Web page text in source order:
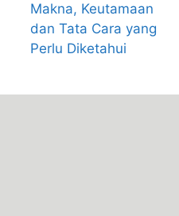
Makna, Keutamaan
dan Tata Cara yang
Perlu Diketahui